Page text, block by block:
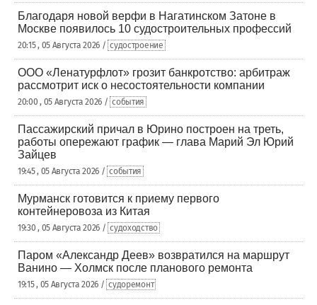
Благодаря новой верфи в Нагатинском Затоне в
Москве появилось 10 судостроительных профессий
20:15 , 05 Августа 2026 / судостроение
ООО «Ленатурфлот» грозит банкротство: арбитраж
рассмотрит иск о несостоятельности компании
20:00 , 05 Августа 2026 / события
Пассажирский причал в Юрино построен на треть,
работы опережают график — глава Марий Эл Юрий
Зайцев
19:45 , 05 Августа 2026 / события
Мурманск готовится к приему первого
контейнеровоза из Китая
19:30 , 05 Августа 2026 / судоходство
Паром «Александр Деев» возвратился на маршрут
Ванино — Холмск после планового ремонта
19:15 , 05 Августа 2026 / судоремонт